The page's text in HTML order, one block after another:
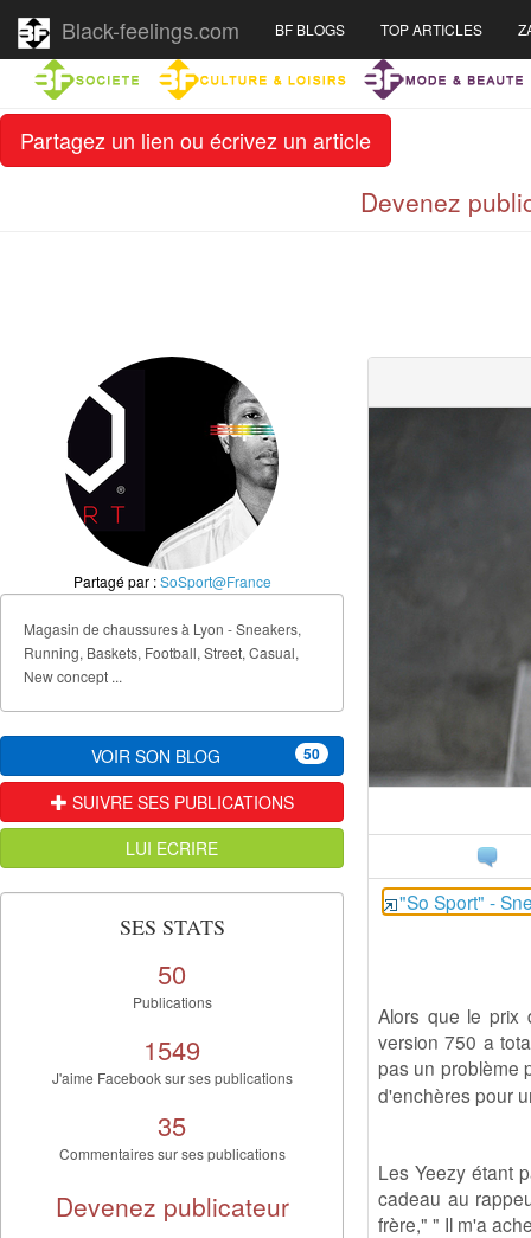
Partagez un lien ou écrivez un article
Black-feelings.com BF BLOGS TOP ARTICLES
Devenez
"So Sport" -
Alors que le prix
version 750 a
pas un problème
d'enchères pour
Les Yeezy étant
cadeau au
frère," " Il m'a
Partagé par :SoSport@France
Magasin de chaussures à Lyon - Sneakers,
Running, Baskets, Football, Street, Casual,
New concept ...
VOIR SON BLOG 50
SUIVRE SES PUBLICATIONS
LUI ECRIRE
SES STATS
50
Publications
1549
J'aime Facebook sur ses publications
35
Commentaires sur ses publications
Devenez publicateur